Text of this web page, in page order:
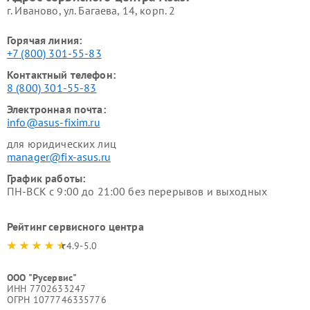
г. Иваново, ул. Багаева, 14, корп. 2
Горячая линия:
+7 (800) 301-55-83
Контактный телефон:
8 (800) 301-55-83
Электронная почта:
info@asus-fixim.ru
для юридических лиц
manager@fix-asus.ru
График работы:
ПН-ВСК с 9:00 до 21:00 без перерывов и выходных
Рейтинг сервисного центра
4.9-5.0
ООО "Русервис"
ИНН 7702633247
ОГРН 1077746335776